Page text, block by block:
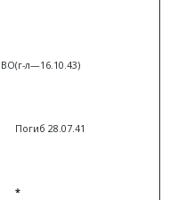
(г-л—16.10.43)
Погиб 28.07.41
*